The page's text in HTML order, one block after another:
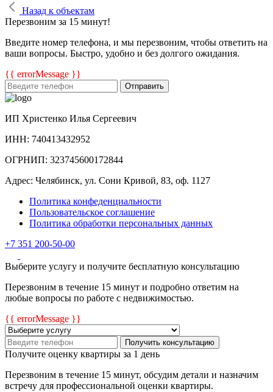
Назад к объектам
Перезвоним за 15 минут!
Введите номер телефона, и мы перезвоним, чтобы ответить на
ваши вопросы. Быстро, удобно и без долгого ожидания.
{{ errorMessage }}
Отправить
ИП Христенко Илья Сергеевич
ИНН: 740413432952
ОГРНИП: 323745600172844
Адрес: Челябинск, ул. Сони Кривой, 83, оф. 1127
Политика конфеденциальности
Пользовательское соглашение
Политика обработки персональных данных
+7 351 200-50-00
Выберите услугу и получите бесплатную консультацию
Перезвоним в течение 15 минут и подробно ответим на
любые вопросы по работе с недвижимостью.
{{ errorMessage }}
Получить консультацию
Получите оценку квартиры за 1 день
Перезвоним в течение 15 минут, обсудим детали и назначим
встречу для профессиональной оценки квартиры.